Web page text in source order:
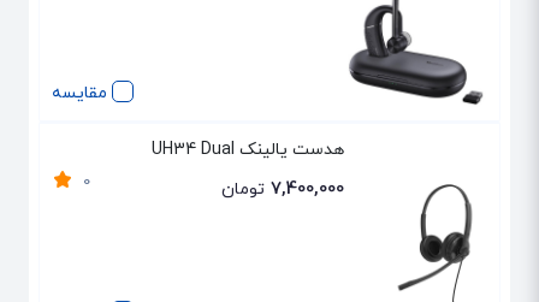
مقایسه
هدست یالینک UH34 Dual
0 7,400,000 تومان